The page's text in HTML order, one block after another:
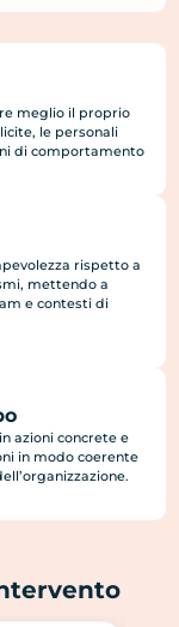
meglio il proprio
le personali
di comportamento
rispetto a
mettendo a
e contesti di
azioni concrete e
in modo coerente